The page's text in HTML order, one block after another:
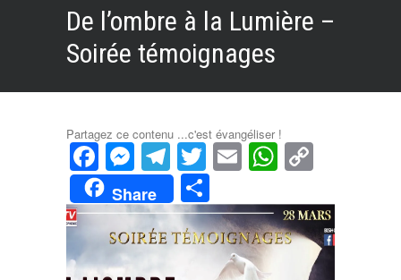
De l’ombre à la Lumière –
Soirée témoignages
Partagez ce contenu ...c'est évangéliser !
Facebook
Messenger
Telegram
Twitter
Email
Share